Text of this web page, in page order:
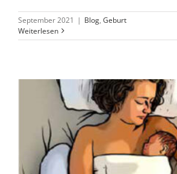
September 2021 | Blog, Geburt
Weiterlesen